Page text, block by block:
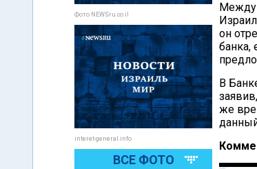
Фото NEWSru.co.il
interet-general.info
ВСЕ ФОТО
Между
он
банка,
В
же